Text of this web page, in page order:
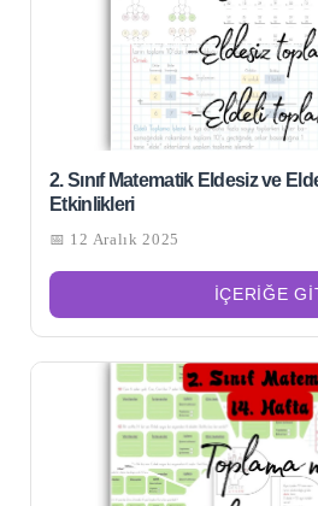
2. Sınıf Matematik Eldesiz ve
Etkinlikleri
📅 12 Aralık 2025
İÇERIĞE